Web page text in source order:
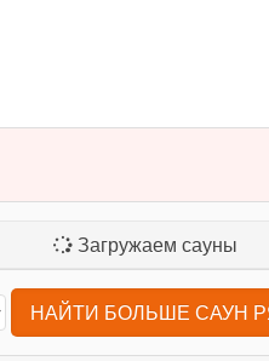
Загружаем сауны
НАЙТИ БОЛЬШЕ САУН